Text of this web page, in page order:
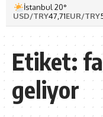
İstanbul 20°
USD/TRY47,71EUR/TRY
Etiket:
geliyor